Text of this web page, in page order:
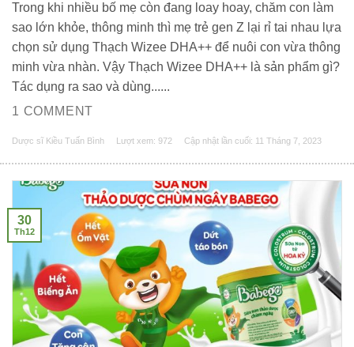
Trong khi nhiều bố mẹ còn đang loay hoay, chăm con làm
sao lớn khỏe, thông minh thì mẹ trẻ gen Z lại rỉ tai nhau lựa
chọn sử dụng Thạch Wizee DHA++ để nuôi con vừa thông
minh vừa nhàn. Vậy Thạch Wizee DHA++ là sản phẩm gì?
Tác dụng ra sao và dùng......
1 COMMENT
Dược sĩ Kiều Tuấn Bình Lượt xem: 972 Cập nhật lần cuối: 11 Tháng 7, 2023
30
Th12